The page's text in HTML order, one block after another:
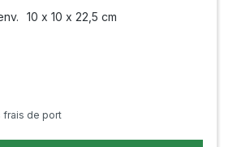
10 x 10 x 22,5 cm
frais de port